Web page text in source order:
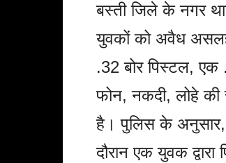
बस्ती जिले के नगर
युवकों को अवैध
.32 बोर पिस्टल, एक
फोन, नकदी, लोहे की
है। पुलिस के अनुसार,
दौरान एक युवक